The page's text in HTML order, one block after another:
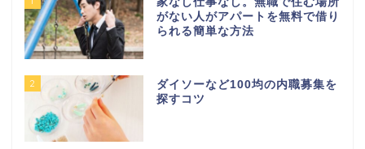
がない人がアパートを無料で借り
られる簡単な方法
2
ダイソーなど100均の内職募集を
探すコツ